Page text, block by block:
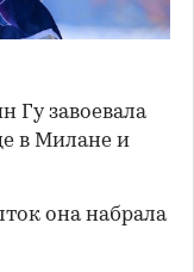
Гу завоевала
в Милане и
она набрала